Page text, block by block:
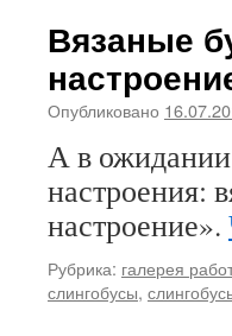
Вязаные
Опубликовано
А в
настроения:
настроение».
Рубрика: галерея
слингобусы,